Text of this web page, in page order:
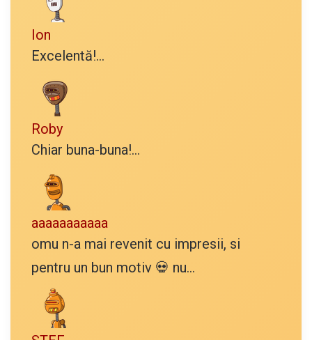
Ion
Excelentă!...
Roby
Chiar buna-buna!...
aaaaaaaaaaa
omu n-a mai revenit cu impresii, si
pentru un bun motiv 💀 nu...